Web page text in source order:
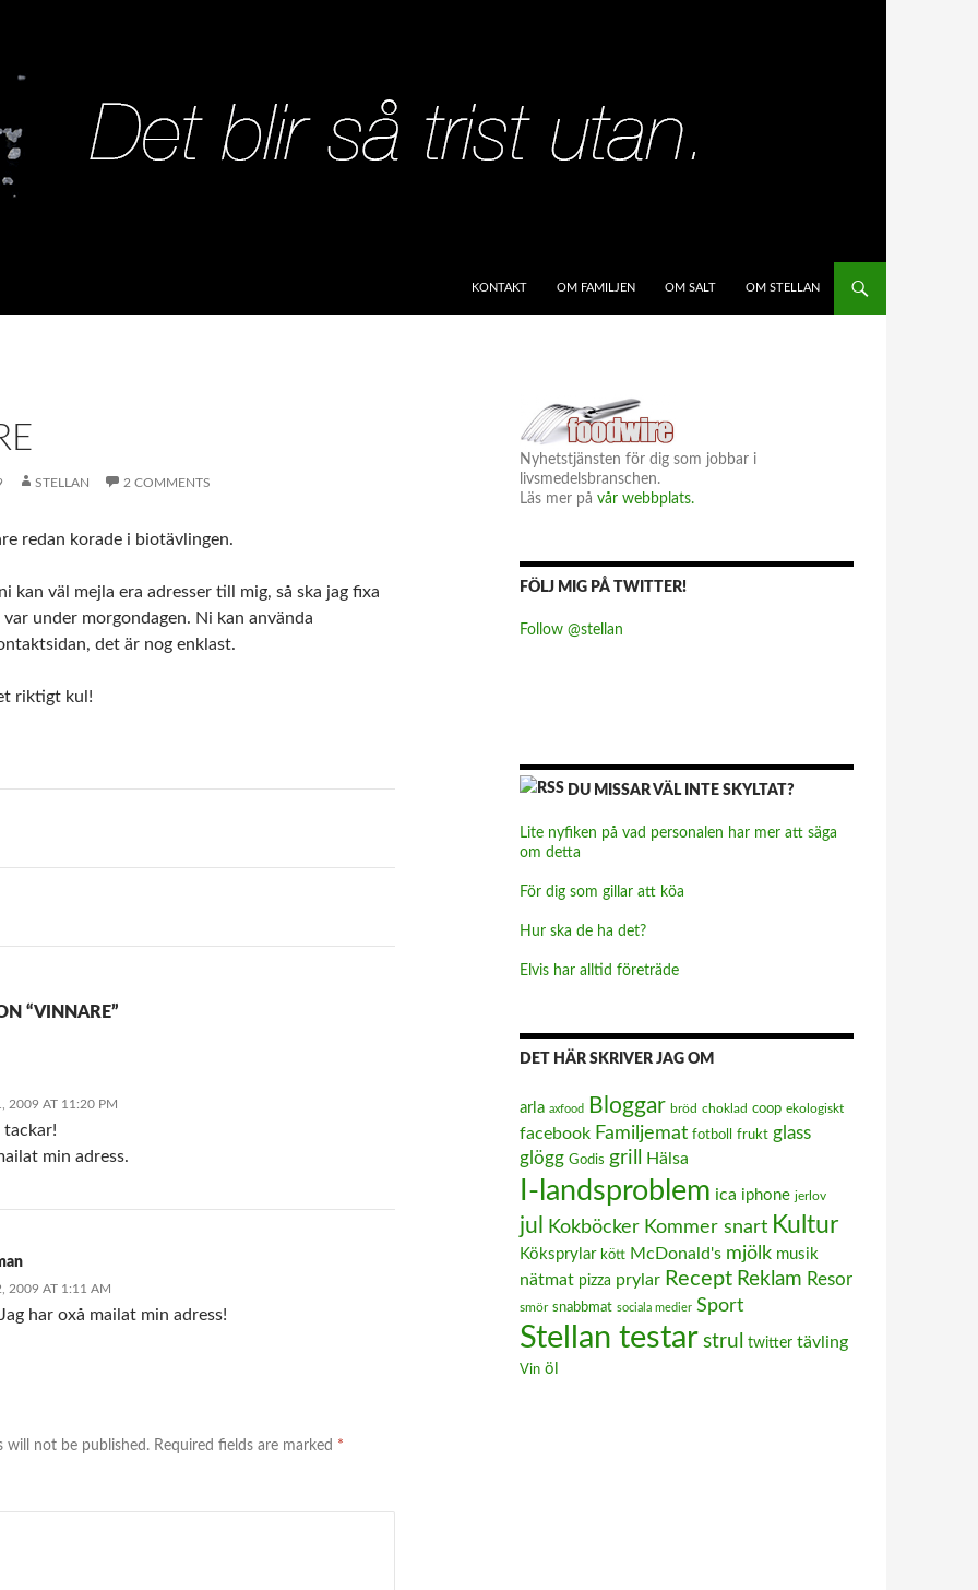
KONTAKT
OM FAMILJEN OM SALT OM STELLAN
STELLAN 2 COMMENTS
redan korade i biotävlingen.
kan väl mejla era adresser till mig, så ska jag fixa
under morgondagen. Ni kan använda
det är nog enklast.
riktigt kul!
“VINNARE”
2009 AT 11:20 PM
tackar!
min adress.
2009 AT 1:11 AM
har oxå mailat min adress!
will not be published. Required fields are marked *
Nyhetstjänsten för dig som jobbar i
livsmedelsbranschen.
Läs mer på vår webbplats.
FÖLJ MIG PÅ TWITTER!
Follow @stellan
DU MISSAR VÄL INTE SKYLTAT?
Lite nyfiken på vad personalen har mer att säga
om detta
För dig som gillar att köa
Hur ska de ha det?
Elvis har alltid företräde
DET HÄR SKRIVER JAG OM
arla axfood Bloggar bröd choklad coop ekologiskt
facebook Familjemat fotboll frukt glass
glögg Godis grill Hälsa
I-landsproblem ica iphone jerlov
jul Kokböcker Kommer snart Kultur
Köksprylar kött McDonald's mjölk musik
nätmat pizza prylar Recept Reklam Resor
smör snabbmat sociala medier Sport
Stellan testar strul twitter tävling
Vin öl